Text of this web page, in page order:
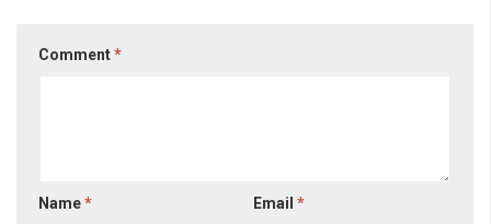
Comment*
Name* Email*